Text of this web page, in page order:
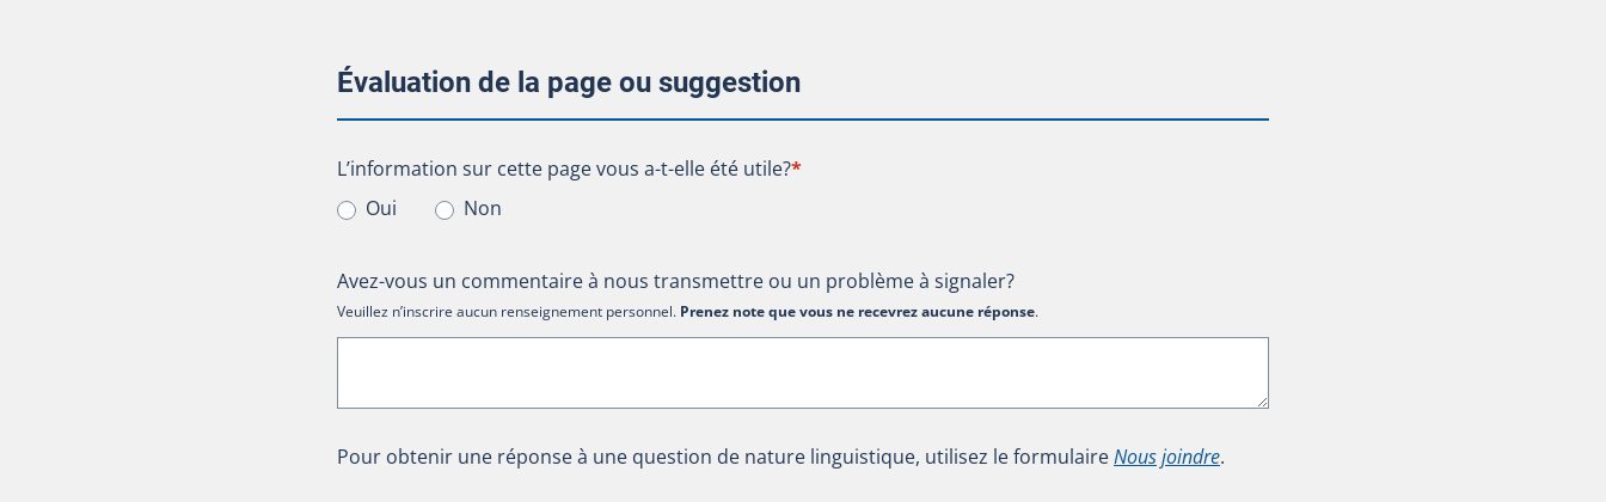
Évaluation de la page ou suggestion
L’information sur cette page vous a-t-elle été utile?
L’information sur cette page vous a-t-elle été utile?*
Oui
Non
Avez-vous un commentaire à nous transmettre ou un problème à signaler?
Veuillez n’inscrire aucun renseignement personnel. Prenez note que vous ne recevrez aucune réponse.
Pour obtenir une réponse à une question de nature linguistique, utilisez le formulaireNous joindre.